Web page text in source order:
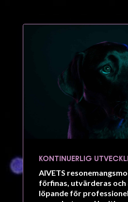
KONTINUERLIG
AIVETS
förfinas, utvärderas och
löpande för